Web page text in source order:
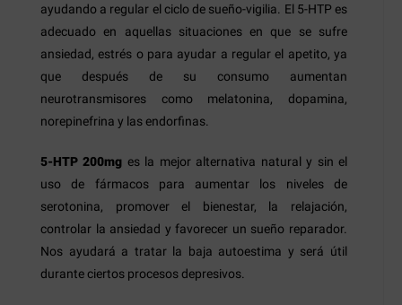
ayudando a regular el ciclo de sueño-vigilia. El 5-HTP es
adecuado en aquellas situaciones en que se sufre
ansiedad, estrés o para ayudar a regular el apetito, ya
que después de su consumo aumentan
neurotransmisores como melatonina, dopamina,
norepinefrina y las endorfinas.
5-HTP 200mg es la mejor alternativa natural y sin el
uso de fármacos para aumentar los niveles de
serotonina, promover el bienestar, la relajación,
controlar la ansiedad y favorecer un sueño reparador.
Nos ayudará a tratar la baja autoestima y será útil
durante ciertos procesos depresivos.